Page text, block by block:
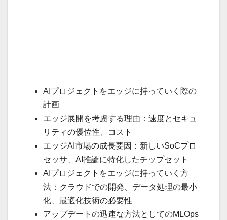
AIプロジェクトをエッジに持っていく際の
計画
エッジ展開を考慮する理由：速度とセキュ
リティの優位性、コスト
エッジAI市場の成長要因：新しいSoCプロ
セッサ、AI推論に特化したチップセット
AIプロジェクトをエッジに持っていく方
法：クラウドでの開発、データ処理の最小
化、最適化技術の必要性
アップデートの迅速な方法としてのMLOps